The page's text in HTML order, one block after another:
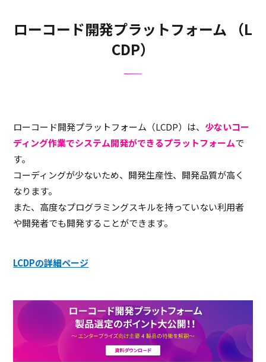
ローコード開発プラットフォーム （L
CDP）
ローコード開発プラットフォーム（LCDP）は、 少ないコー
ディング作業でシステム開発ができるプラットフォームで
す。
コーディングが少ないため、開発生産性、開発品質が高く
なります。
また、高度なプログラミングスキルを持っていない利用者
や開発者でも開発することができます。
LCDPの詳細ページ